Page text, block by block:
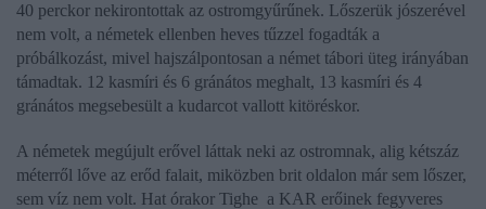
40 perckor nekirontottak az ostromgyűrűnek. Lőszerük jószerével
nem volt, a németek ellenben heves tűzzel fogadták a
próbálkozást, mivel hajszálpontosan a német tábori üteg irányában
támadtak. 12 kasmíri és 6 gránátos meghalt, 13 kasmíri és 4
gránátos megsebesült a kudarcot vallott kitöréskor.
A németek megújult erővel láttak neki az ostromnak, alig kétszáz
méterről lőve az erőd falait, miközben brit oldalon már sem lőszer,
sem víz nem volt. Hat órakor Tighe a KAR erőinek fegyveres